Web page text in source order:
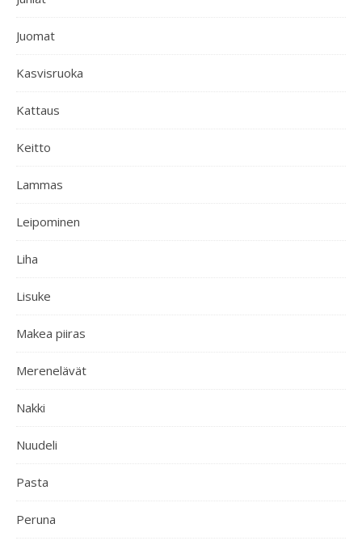
Juomat
Kasvisruoka
Kattaus
Keitto
Lammas
Leipominen
Liha
Lisuke
Makea piiras
Merenelävät
Nakki
Nuudeli
Pasta
Peruna